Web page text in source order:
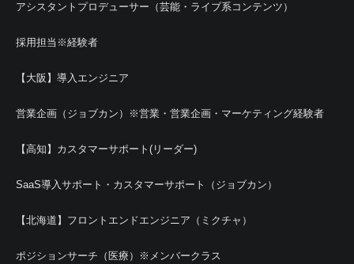
アシスタントプロデューサー（芸能・ライブ系コンテンツ）
採用担当※経験者
【大阪】導入エンジニア
営業企画（ジョブカン）※営業・営業企画・マーケティング経験者
【高知】カスタマーサポート(リーダー)
SaaS導入サポート・カスタマーサポート（ジョブカン）
【北海道】フロントエンドエンジニア（ミクチャ）
ポジションサーチ（医療）※メンバークラス